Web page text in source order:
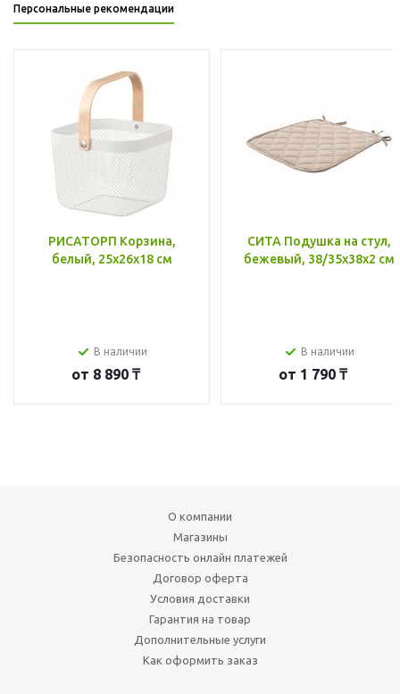
Персональные рекомендации
РИСАТОРП Корзина,
белый, 25x26x18 см
В наличии
от 8 890 ₸
СИТА Подушка на стул,
бежевый, 38/35x38x2 см
В наличии
от 1 790 ₸
О компании
Магазины
Безопасность онлайн платежей
Договор оферта
Условия доставки
Гарантия на товар
Дополнительные услуги
Как оформить заказ